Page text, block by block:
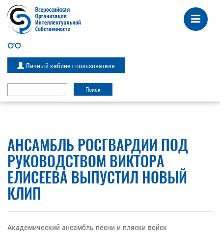
Личный кабинет пользователя
АНСАМБЛЬ РОСГВАРДИИ ПОД
РУКОВОДСТВОМ ВИКТОРА
ЕЛИСЕЕВА ВЫПУСТИЛ НОВЫЙ
КЛИП
Академический ансамбль песни и пляски войск